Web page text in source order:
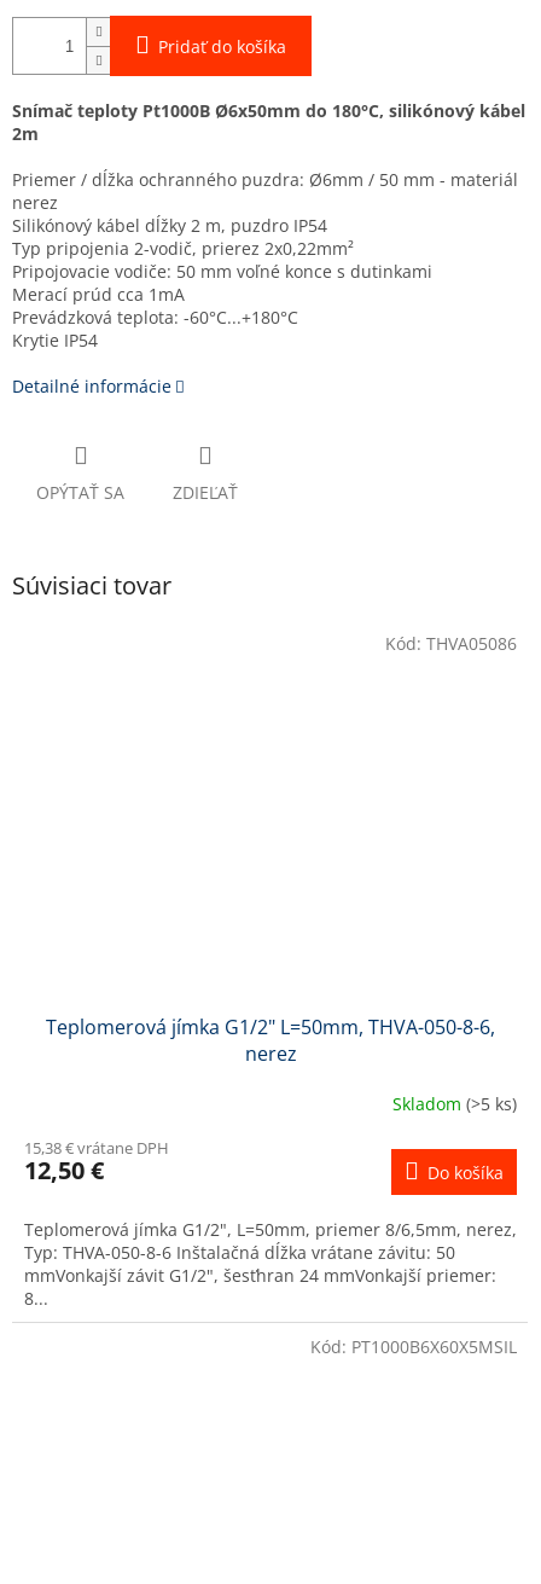
Pridať do košíka
Snímač teploty Pt1000B Ø6x50mm do 180°C, silikónový kábel
2m
Priemer / dĺžka ochranného puzdra: Ø6mm / 50 mm - materiál
nerez
Silikónový kábel dĺžky 2 m, puzdro IP54
Typ pripojenia 2-vodič, prierez 2x0,22mm²
Pripojovacie vodiče: 50 mm voľné konce s dutinkami
Merací prúd cca 1mA
Prevádzková teplota: -60°C...+180°C
Krytie IP54
Detailné informácie
OPÝTAŤ SA ZDIEĽAŤ
Súvisiaci tovar
Teplomerová jímka G1/2" L=50mm, THVA-050-8-6,
nerez
Skladom (>5 ks)
15,38 € vrátane DPH
12,50 € Do košíka
Teplomerová jímka G1/2", L=50mm, priemer 8/6,5mm, nerez,
Typ: THVA-050-8-6 Inštalačná dĺžka vrátane závitu: 50
mmVonkajší závit G1/2", šesťhran 24 mmVonkajší priemer:
8...
Kód: THVA05086
Kód: PT1000B6X60X5MSIL